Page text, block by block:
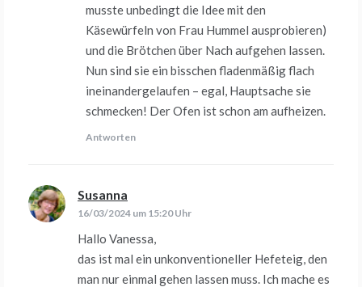
musste unbedingt die Idee mit den
Käsewürfeln von Frau Hummel ausprobieren)
und die Brötchen über Nach aufgehen lassen.
Nun sind sie ein bisschen fladenmäßig flach
ineinandergelaufen – egal, Hauptsache sie
schmecken! Der Ofen ist schon am aufheizen.
Antworten
Susanna
16/03/2024 um 15:20 Uhr
Hallo Vanessa,
das ist mal ein unkonventioneller Hefeteig, den
man nur einmal gehen lassen muss. Ich mache es